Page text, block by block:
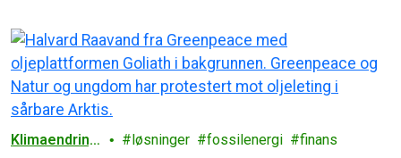
Klimaendring
løsninger fossilenergi
finans